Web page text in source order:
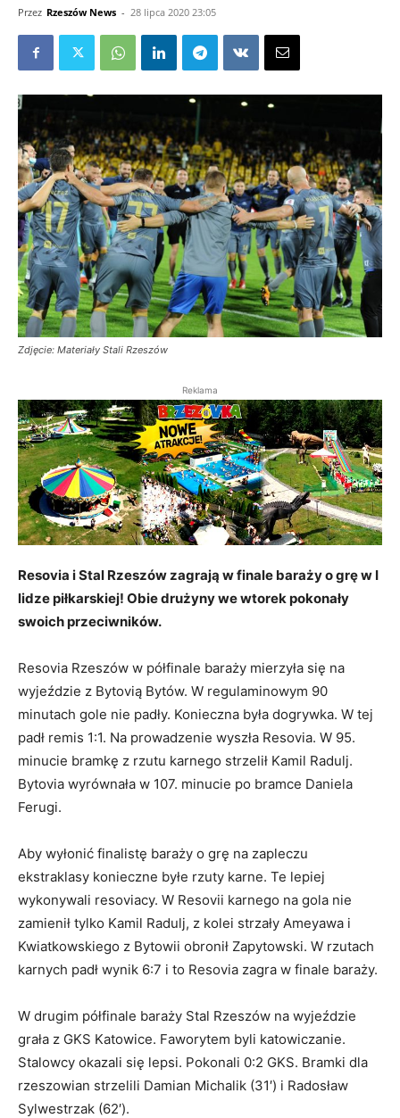
Przez Rzeszów News - 28 lipca 2020 23:05
Zdjęcie: Materiały Stali Rzeszów
Reklama
Resovia i Stal Rzeszów zagrają w finale baraży o grę w I
lidze piłkarskiej! Obie drużyny we wtorek pokonały
swoich przeciwników.
Resovia Rzeszów w półfinale baraży mierzyła się na
wyjeździe z Bytovią Bytów. W regulaminowym 90
minutach gole nie padły. Konieczna była dogrywka. W tej
padł remis 1:1. Na prowadzenie wyszła Resovia. W 95.
minucie bramkę z rzutu karnego strzelił Kamil Radulj.
Bytovia wyrównała w 107. minucie po bramce Daniela
Ferugi.
Aby wyłonić finalistę baraży o grę na zapleczu
ekstraklasy konieczne byłe rzuty karne. Te lepiej
wykonywali resoviacy. W Resovii karnego na gola nie
zamienił tylko Kamil Radulj, z kolei strzały Ameyawa i
Kwiatkowskiego z Bytowii obronił Zapytowski. W rzutach
karnych padł wynik 6:7 i to Resovia zagra w finale baraży.
W drugim półfinale baraży Stal Rzeszów na wyjeździe
grała z GKS Katowice. Faworytem byli katowiczanie.
Stalowcy okazali się lepsi. Pokonali 0:2 GKS. Bramki dla
rzeszowian strzelili Damian Michalik (31′) i Radosław
Sylwestrzak (62′).